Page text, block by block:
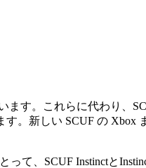
ます。これらに代わり、
。新しい SCUF の Xbox
て、SCUF Instinctと